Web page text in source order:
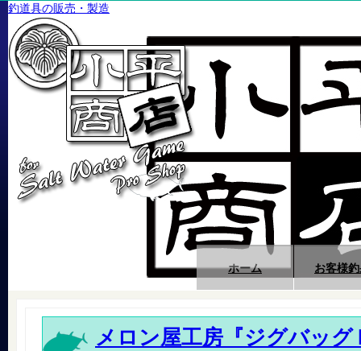
釣道具の販売・製造
ホーム お客様
メロン屋工房『ジグバッグ